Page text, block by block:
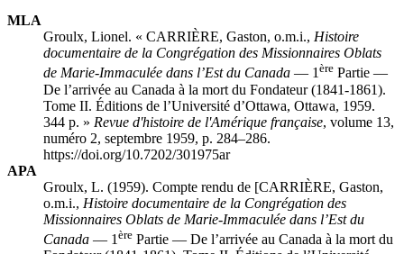
MLA
Groulx, Lionel. « CARRIÈRE, Gaston, o.m.i., Histoire
documentaire de la Congrégation des Missionnaires Oblats
de Marie-Immaculée dans l’Est du Canada — 1ère Partie —
De l’arrivée au Canada à la mort du Fondateur (1841-1861).
Tome II. Éditions de l’Université d’Ottawa, Ottawa, 1959.
344 p. » Revue d'histoire de l'Amérique française, volume 13,
numéro 2, septembre 1959, p. 284–286.
https://doi.org/10.7202/301975ar
APA
Groulx, L. (1959). Compte rendu de [CARRIÈRE, Gaston,
o.m.i., Histoire documentaire de la Congrégation des
Missionnaires Oblats de Marie-Immaculée dans l’Est du
Canada — 1 ère Partie — De l’arrivée au Canada à la mort du